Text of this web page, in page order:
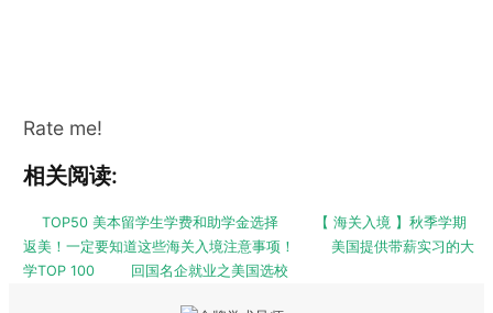
Rate me!
相关阅读:
TOP50 美本留学生学费和助学金选择
【 海关入境 】秋季学期
返美！一定要知道这些海关入境注意事项！
美国提供带薪实习的大
学TOP 100
回国名企就业之美国选校